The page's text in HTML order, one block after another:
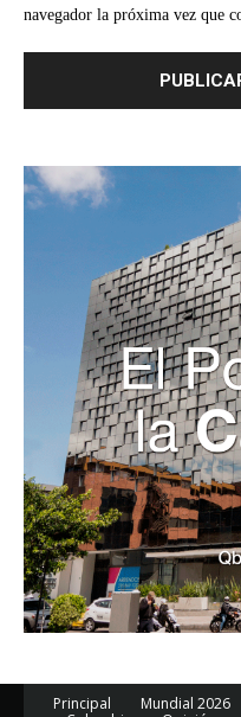
navegador la próxima vez que
Principal
Mundial 2026